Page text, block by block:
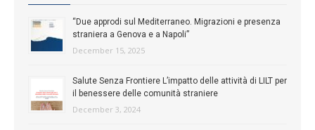
“Due approdi sul Mediterraneo. Migrazioni e presenza
straniera a Genova e a Napoli”
December 15, 2025
Salute Senza Frontiere L’impatto delle attività di LILT per
il benessere delle comunità straniere
December 3, 2024